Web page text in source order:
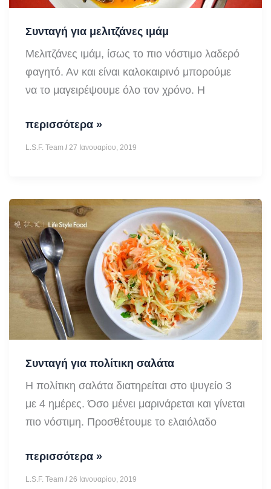
Συνταγή για μελιτζάνες ιμάμ
Μελιτζάνες ιμάμ, ίσως το πιο νόστιμο λαδερό
φαγητό. Αν και είναι καλοκαιρινό μπορούμε
να το μαγειρέψουμε όλο τον χρόνο. Η
Συνταγή
για
περισσότερα »
L.S.F. Team/27 Ιανουαρίου, 2019
Συνταγή για πολίτικη σαλάτα
Η πολίτικη σαλάτα διατηρείται στο ψυγείο 3
με 4 ημέρες. Όσο μένει μαρινάρεται και γίνεται
πιο νόστιμη. Προσθέτουμε το ελαιόλαδο
Συνταγή
για
περισσότερα »
L.S.F. Team/ 26 Ιανουαρίου, 2019